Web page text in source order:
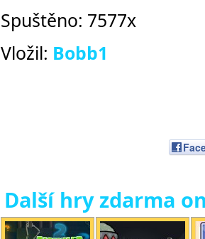
Spuštěno: 7577x
Vložil: Bobb1
Další hry zdarma